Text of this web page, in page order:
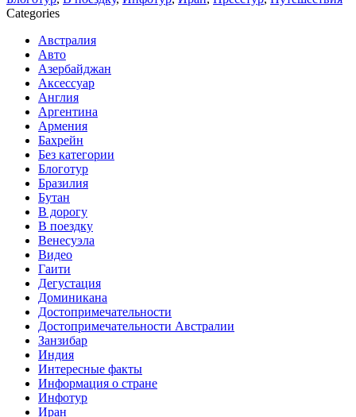
Categories
Австралия
Авто
Азербайджан
Аксессуар
Англия
Аргентина
Армения
Бахрейн
Без категории
Блоготур
Бразилия
Бутан
В дорогу
В поездку
Венесуэла
Видео
Гаити
Дегустация
Доминикана
Достопримечательности
Достопримечательности Австралии
Занзибар
Индия
Интересные факты
Информация о стране
Инфотур
Иран